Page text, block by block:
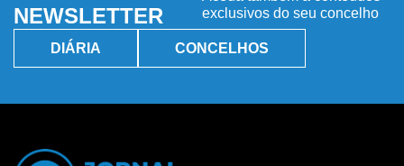
NEWSLETTER
exclusivos do seu concelho
DIÁRIA CONCELHOS